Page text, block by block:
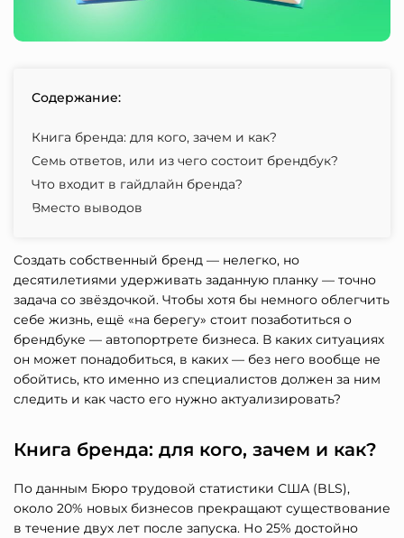
Содержание:
Книга бренда: для кого, зачем и как?
Семь ответов, или из чего состоит брендбук?
Что входит в гайдлайн бренда?
Вместо выводов
Создать собственный бренд — нелегко, но
десятилетиями удерживать заданную планку — точно
задача со звёздочкой. Чтобы хотя бы немного облегчить
себе жизнь, ещё «на берегу» стоит позаботиться о
брендбуке — автопортрете бизнеса. В каких ситуациях
он может понадобиться, в каких — без него вообще не
обойтись, кто именно из специалистов должен за ним
следить и как часто его нужно актуализировать?
Книга бренда: для кого, зачем и как?
По данным Бюро трудовой статистики США (BLS),
около 20% новых бизнесов прекращают существование
в течение двух лет после запуска. Но 25% достойно